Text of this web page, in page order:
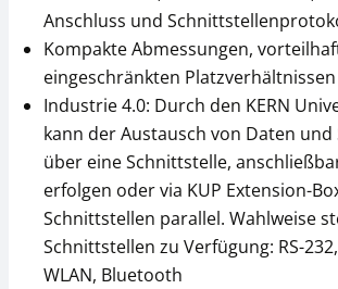
Steckernetzteil KERN
YKA-27
YKH-01
Anschluss und
Kompakte Abmessungen,
eingeschränkten Platzverhältnissen
Industrie 4.0: Durch den KERN
kann der Austausch von Daten
über eine Schnittstelle,
erfolgen oder via KUP Extension-
Schnittstellen parallel. Wahlweise
Schnittstellen zu Verfügung: RS-
WLAN, Bluetooth